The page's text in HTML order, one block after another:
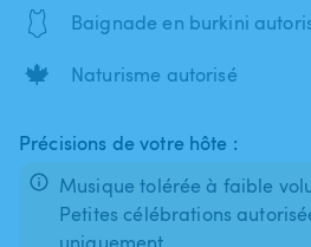
🩱 Baignade en burkini
🍁 Naturisme autorisé
Précisions de votre hôte :
Musique tolérée à faible
Petites célébrations